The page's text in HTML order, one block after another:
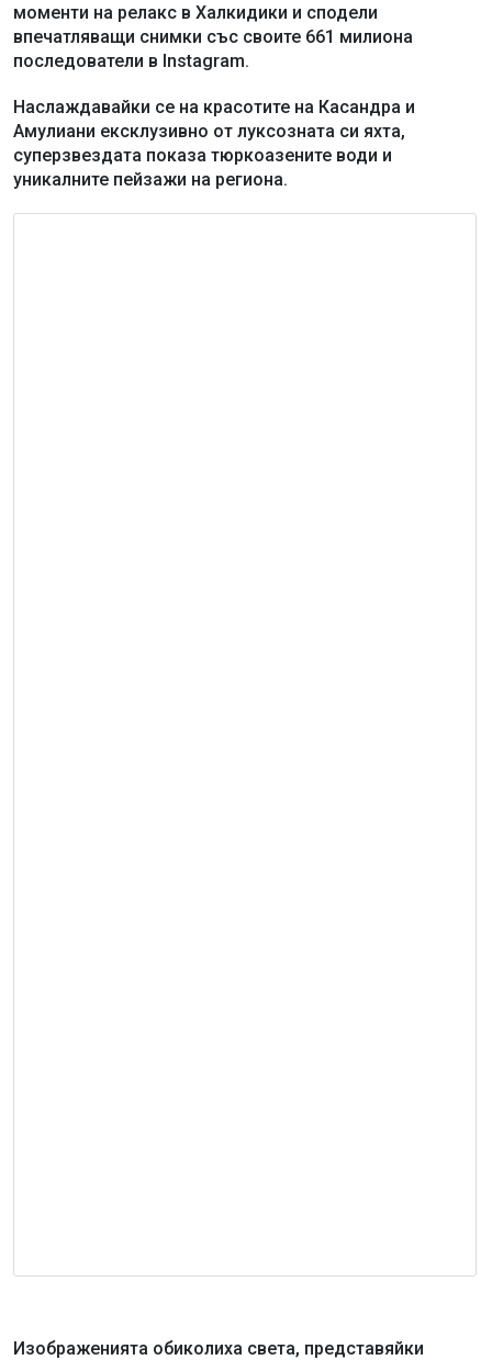
моменти на релакс в Халкидики и сподели
впечатляващи снимки със своите 661 милиона
последователи в Instagram.
Наслаждавайки се на красотите на Касандра и
Амулиани ексклузивно от луксозната си яхта,
суперзвездата показа тюркоазените води и
уникалните пейзажи на региона.
Изображенията обиколиха света, представяйки